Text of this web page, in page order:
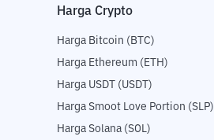
Harga Crypto
Harga Bitcoin (BTC)
Harga Ethereum (ETH)
Harga USDT (USDT)
Harga Smoot Love Portion (SLP)
Harga Solana (SOL)